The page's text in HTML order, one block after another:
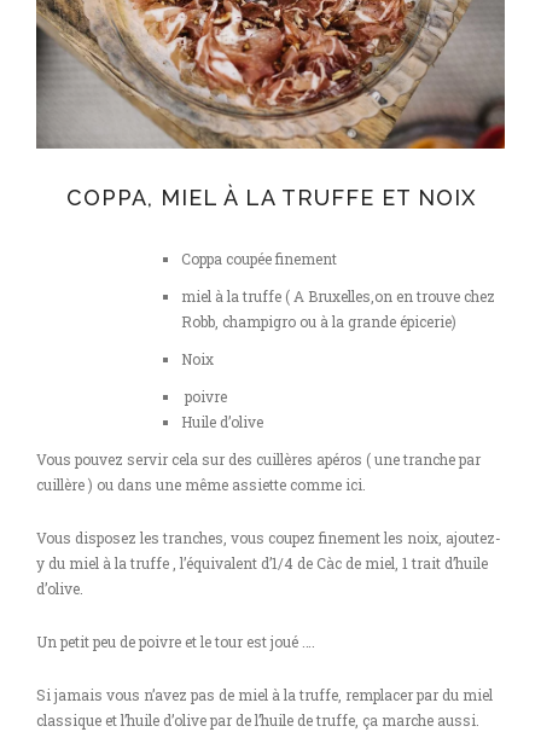
COPPA, MIEL À LA TRUFFE ET NOIX
Coppa coupée finement
miel à la truffe ( A Bruxelles,on en trouve chez
Robb, champigro ou à la grande épicerie)
Noix
poivre
Huile d’olive
Vous pouvez servir cela sur des cuillères apéros ( une tranche par
cuillère ) ou dans une même assiette comme ici.
Vous disposez les tranches, vous coupez finement les noix, ajoutez-
y du miel à la truffe , l’équivalent d’1/4 de Càc de miel, 1 trait d’huile
d’olive.
Un petit peu de poivre et le tour est joué ….
Si jamais vous n’avez pas de miel à la truffe, remplacer par du miel
classique et l’huile d’olive par de l’huile de truffe, ça marche aussi.